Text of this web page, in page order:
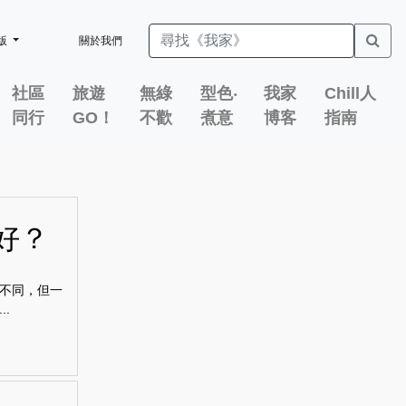
關於我們
社區
同行
旅遊
GO！
無綠
不歡
型色‧
煮意
我家
博客
Chill人
指南
？
同，但一